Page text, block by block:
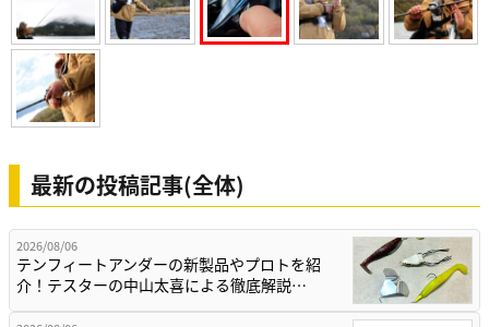
最新の投稿記事(全体)
2026/08/06
テンフィートアンダーの新製品やプロトを紹
介！テスターの中山太喜による徹底解説…